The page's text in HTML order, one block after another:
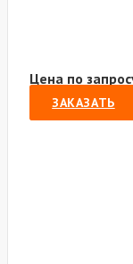
Цена по
ЗАКАЗАТЬ